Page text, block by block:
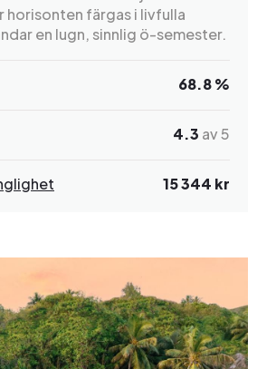
horisonten färgas i livfulla
en lugn, sinnlig ö-semester.
68.8 %
4.3 av 5
15 344 kr